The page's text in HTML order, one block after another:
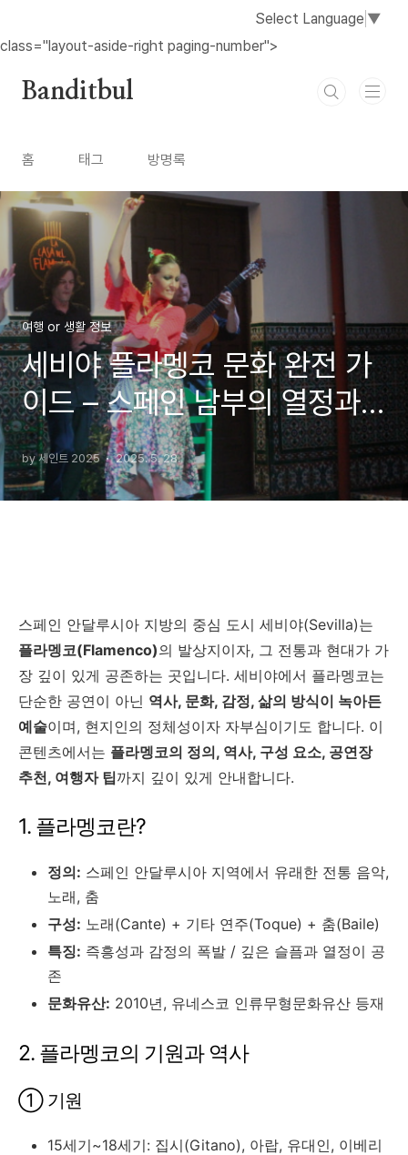
Select Language ▼
class="layout-aside-right paging-number">
Banditbul
홈 태그 방명록
여행 or 생활 정보
세비야 플라멩코 문화 완전 가
이드 – 스페인 남부의 열정과
예술을 만나다
by 세인트 2025 2025. 5. 28.
스페인 안달루시아 지방의 중심 도시 세비야(Sevilla)는
플라멩코(Flamenco)의 발상지이자, 그 전통과 현대가 가
장 깊이 있게 공존하는 곳입니다. 세비야에서 플라멩코는
단순한 공연이 아닌 역사, 문화, 감정, 삶의 방식이 녹아든
예술이며, 현지인의 정체성이자 자부심이기도 합니다. 이
콘텐츠에서는 플라멩코의 정의, 역사, 구성 요소, 공연장
추천, 여행자 팁까지 깊이 있게 안내합니다.
1. 플라멩코란?
정의: 스페인 안달루시아 지역에서 유래한 전통 음악,
노래, 춤
구성: 노래(Cante) + 기타 연주(Toque) + 춤(Baile)
특징: 즉흥성과 감정의 폭발 / 깊은 슬픔과 열정이 공
존
문화유산: 2010년, 유네스코 인류무형문화유산 등재
2. 플라멩코의 기원과 역사
① 기원
15세기~18세기: 집시(Gitano), 아랍, 유대인, 이베리